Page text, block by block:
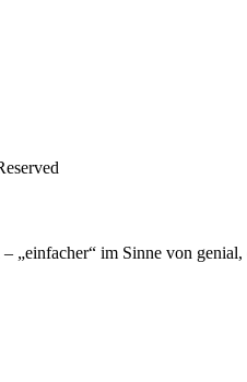
„einfacher“ im Sinne von